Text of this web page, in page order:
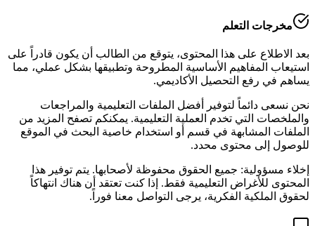
مخرجات التعلم
بعد الاطلاع على هذا المحتوى، يتوقع من الطالب أن يكون قادراً على
استيعاب المفاهيم الأساسية المطروحة وتطبيقها بشكل عملي، مما
يساهم في رفع التحصيل الأكاديمي.
نحن نسعى دائماً لتوفير أفضل الملفات التعليمية والمراجعات
والملخصات التي تخدم العملية التعليمية. يمكنكم تصفح المزيد من
الملفات المشابهة في قسم
أو استخدام خاصية البحث في الموقع
للوصول إلى محتوى محدد.
إخلاء مسؤولية: جميع الحقوق محفوظة لأصحابها. يتم توفير هذا
المحتوى للأغراض التعليمية فقط. إذا كنت تعتقد أن هناك انتهاكاً
لحقوق الملكية الفكرية، يرجى التواصل معنا فوراً.